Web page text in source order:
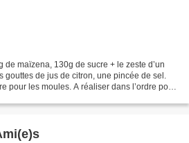
maïzena, 130g de sucre + le zeste d’un
gouttes de jus de citron, une pincée de sel.
pour les moules. A réaliser dans l’ordre pour